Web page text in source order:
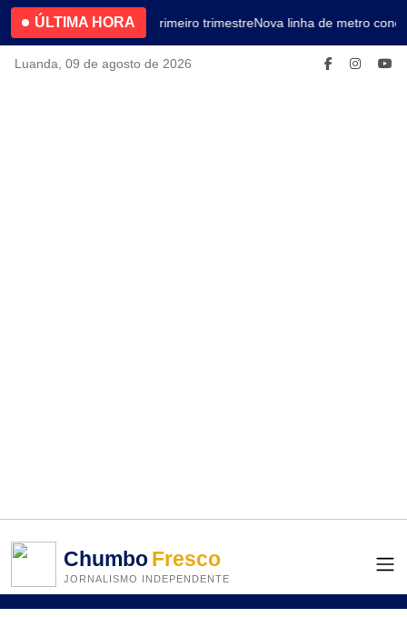
ÚLTIMA HORA4.2% no primeiro trimestreNova linha de metro
Luanda, 09 de agosto de 2026
ChumboFresco
JORNALISMO INDEPENDENTE